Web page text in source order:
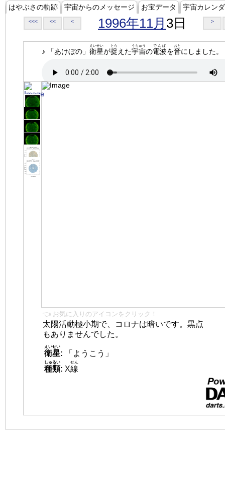
はやぶさの軌跡 宇宙からのメッセージ お宝データ 宇宙カレン
<<< << < 1996年11月 3日 >
♪ 「あけぼの」 衛星
えいせい
が捉
とら
えた宇宙
うちゅう
の電波
でんぱ
を音
おと
にしました。
👈 お気に入りのアイコンをクリック！
太陽活動極小期で、コロナは暗いです。黒点
もありませんでした。
衛星
えいせい
:
「ようこう」
種類
しゅるい
: X線
せん